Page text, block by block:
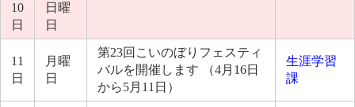
10
日
日曜
日
11
日
月曜
日
第23回こいのぼりフェスティ
バルを開催します （4月16日
から5月11日）
生涯学習
課